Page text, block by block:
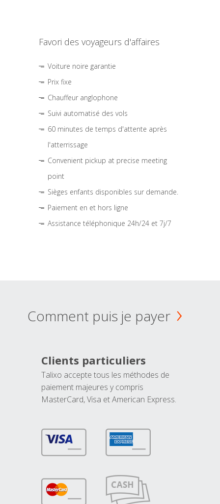
Favori des voyageurs d'affaires
Voiture noire garantie
Prix fixe
Chauffeur anglophone
Suivi automatisé des vols
60 minutes de temps d'attente après
l'atterrissage
Convenient pickup at precise meeting
point
Sièges enfants disponibles sur demande.
Paiement en et hors ligne
Assistance téléphonique 24h/24 et 7j/7
Comment puis je payer
Clients particuliers
Talixo accepte tous les méthodes de
paiement majeures y compris
MasterCard, Visa et American Express.